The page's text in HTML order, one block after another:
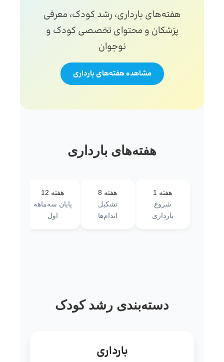
هفته‌های بارداری، رشد کودک، معرفی
پزشکان و محتوای تخصصی کودک و
نوجوان
مشاهده هفته‌های بارداری
هفته‌های بارداری
هفته 1
شروع
بارداری
هفته 8
تشکیل
اندام‌ها
هفته 12
پایان سه‌ماهه
اول
دسته‌بندی رشد کودک
بارداری